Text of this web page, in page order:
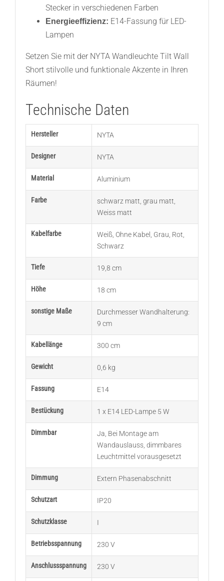
Stecker in verschiedenen Farben
Energieeffizienz: E14-Fassung für LED-
Lampen
Setzen Sie mit der NYTA Wandleuchte Tilt Wall
Short stilvolle und funktionale Akzente in Ihren
Räumen!
Technische Daten
Hersteller NYTA
Designer NYTA
Material Aluminium
Farbe schwarz matt, grau matt,
Weiss matt
Kabelfarbe Weiß, Ohne Kabel , Grau, Rot,
Schwarz
Tiefe 19,8 cm
Höhe 18 cm
sonstige Maße
Durchmesser Wandhalterung:
9 cm
Kabellänge 300 cm
Gewicht 0,6 kg
Fassung E14
Bestückung 1 x E14 LED-Lampe 5 W
Dimmbar Ja, Bei Montage am
Wandauslauss, dimmbares
Leuchtmittel vorausgesetzt
Dimmung Extern Phasenabschnitt
Schutzart IP20
Schutzklasse I
Betriebsspannung 230 V
Anschlussspannung 230 V